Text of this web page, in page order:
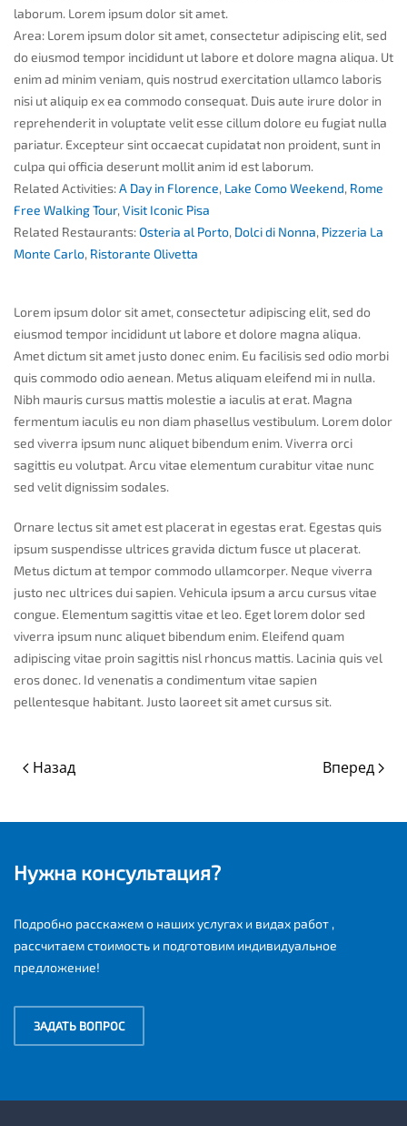
laborum. Lorem ipsum dolor sit amet.
Area: Lorem ipsum dolor sit amet, consectetur adipiscing elit, sed
do eiusmod tempor incididunt ut labore et dolore magna aliqua. Ut
enim ad minim veniam, quis nostrud exercitation ullamco laboris
nisi ut aliquip ex ea commodo consequat. Duis aute irure dolor in
reprehenderit in voluptate velit esse cillum dolore eu fugiat nulla
pariatur. Excepteur sint occaecat cupidatat non proident, sunt in
culpa qui officia deserunt mollit anim id est laborum.
Related Activities:A Day in Florence, Lake Como Weekend, Rome
Free Walking Tour, Visit Iconic Pisa
Related Restaurants:Osteria al Porto, Dolci di Nonna, Pizzeria La
Monte Carlo, Ristorante Olivetta
Lorem ipsum dolor sit amet, consectetur adipiscing elit, sed do
eiusmod tempor incididunt ut labore et dolore magna aliqua.
Amet dictum sit amet justo donec enim. Eu facilisis sed odio morbi
quis commodo odio aenean. Metus aliquam eleifend mi in nulla.
Nibh mauris cursus mattis molestie a iaculis at erat. Magna
fermentum iaculis eu non diam phasellus vestibulum. Lorem dolor
sed viverra ipsum nunc aliquet bibendum enim. Viverra orci
sagittis eu volutpat. Arcu vitae elementum curabitur vitae nunc
sed velit dignissim sodales.
Ornare lectus sit amet est placerat in egestas erat. Egestas quis
ipsum suspendisse ultrices gravida dictum fusce ut placerat.
Metus dictum at tempor commodo ullamcorper. Neque viverra
justo nec ultrices dui sapien. Vehicula ipsum a arcu cursus vitae
congue. Elementum sagittis vitae et leo. Eget lorem dolor sed
viverra ipsum nunc aliquet bibendum enim. Eleifend quam
adipiscing vitae proin sagittis nisl rhoncus mattis. Lacinia quis vel
eros donec. Id venenatis a condimentum vitae sapien
pellentesque habitant. Justo laoreet sit amet cursus sit.
Назад Вперед
Нужна консультация?
Подробно расскажем о наших услугах и видах работ ,
рассчитаем стоимость и подготовим индивидуальное
предложение!
ЗАДАТЬ ВОПРОС